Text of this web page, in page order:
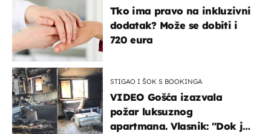
Tko ima pravo na inkluzivni
dodatak? Može se dobiti i
720 eura
STIGAO I ŠOK S BOOKINGA
VIDEO Gošća izazvala
požar luksuznog
apartmana. Vlasnik: "Dok je